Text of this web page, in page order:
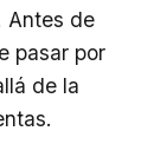
Antes de
pasar por
de la